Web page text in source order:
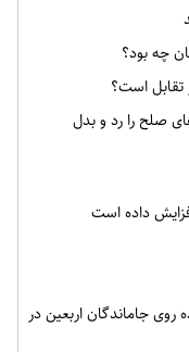
تقابل است؟
صلح را رد و بدل
داده است
روی جاماندگان اربعین در